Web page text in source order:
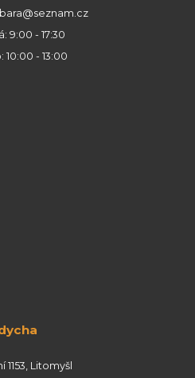
9:00 - 17:30
- 13:00
1153, Litomyšl